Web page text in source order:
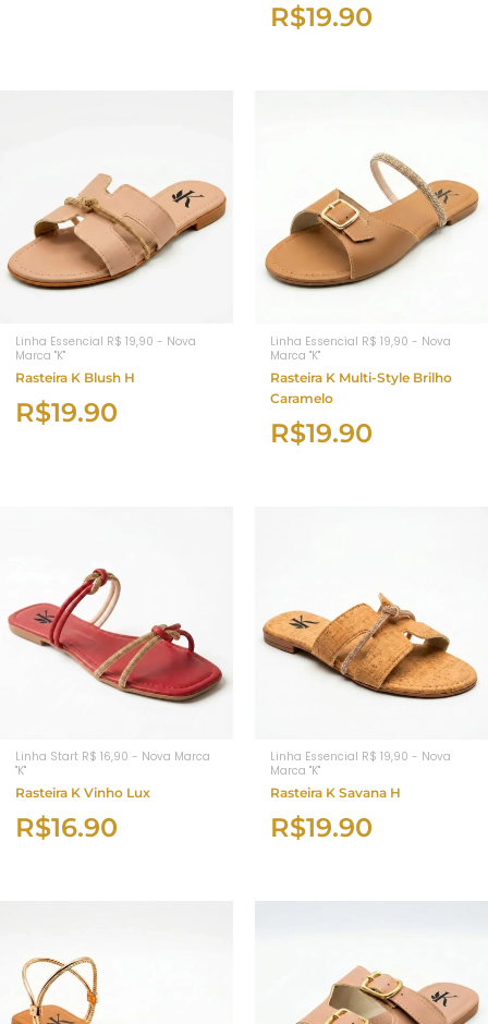
R$19.90
Linha Essencial R$ 19,90 - Nova
Marca "K"
Rasteira K Blush H
R$19.90
Linha Essencial R$ 19,90 - Nova
Marca "K"
Rasteira K Multi-Style Brilho
Caramelo
R$19.90
Linha Start R$ 16,90 - Nova Marca
"K"
Rasteira K Vinho Lux
R$16.90
Linha Essencial R$ 19,90 - Nova
Marca "K"
Rasteira K Savana H
R$19.90